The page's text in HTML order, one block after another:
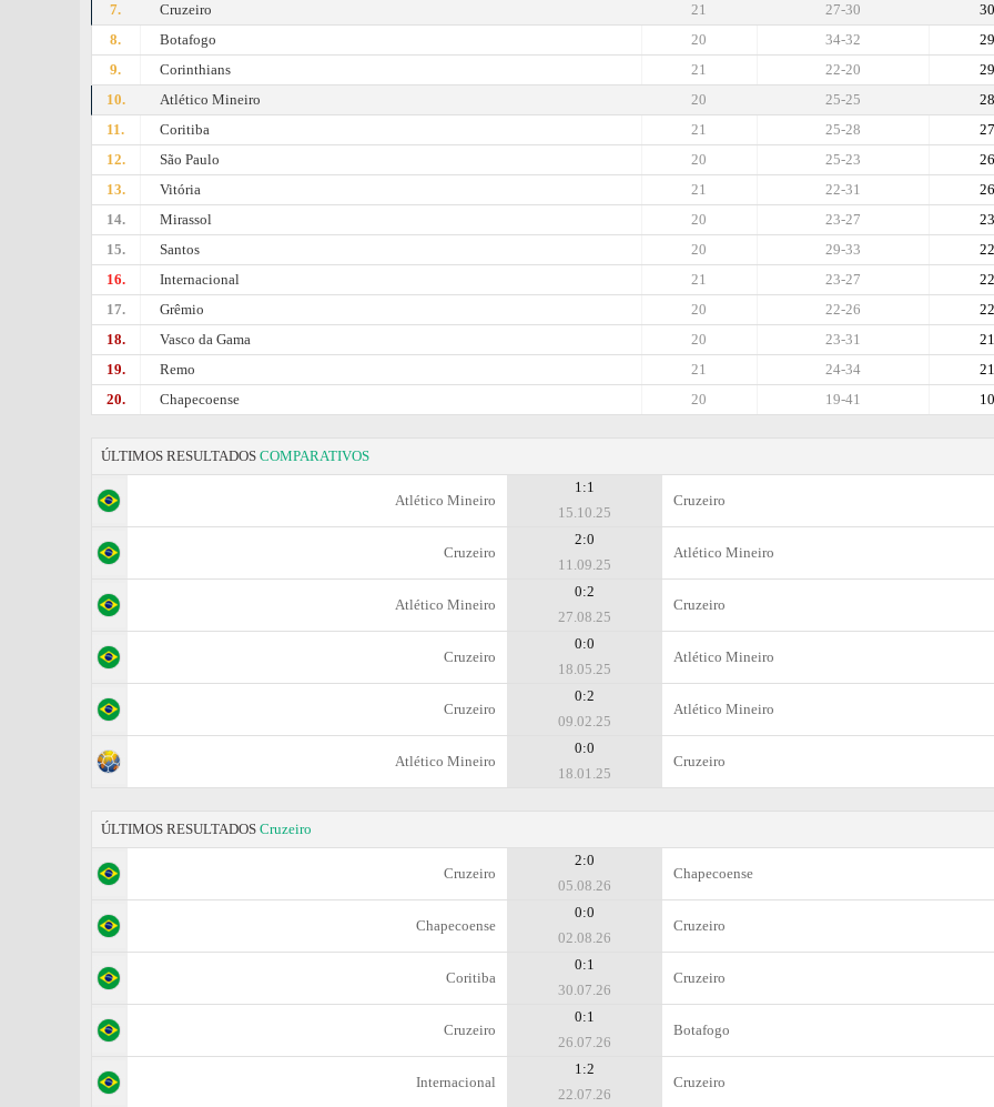
7.
Cruzeiro 30
27-30
21
8.
Botafogo 29
34-32
20
9.
Corinthians 29
22-20
21
10.
Atlético Mineiro 28
25-25
20
11.
Coritiba 27
25-28
21
12.
São Paulo 26
25-23
20
13.
Vitória 26
22-31
21
14.
Mirassol 23
23-27
20
15.
Santos 22
29-33
20
16.
Internacional 22
23-27
21
17.
Grêmio 22
22-26
20
18.
Vasco da Gama 21
23-31
20
19.
Remo 21
24-34
21
20.
Chapecoense 10
19-41
20
ÚLTIMOS RESULTADOS COMPARATIVOS
Atlético Mineiro
1:1
15.10.25
Cruzeiro
Cruzeiro
2:0
11.09.25
Atlético Mineiro
Atlético Mineiro
0:2
27.08.25
Cruzeiro
Cruzeiro
0:0
18.05.25
Atlético Mineiro
Cruzeiro
0:2
09.02.25
Atlético Mineiro
Atlético Mineiro
0:0
18.01.25
Cruzeiro
ÚLTIMOS RESULTADOS Cruzeiro
Cruzeiro
2:0
05.08.26
Chapecoense
Chapecoense
0:0
02.08.26
Cruzeiro
Coritiba
0:1
30.07.26
Cruzeiro
Cruzeiro
0:1
26.07.26
Botafogo
Internacional
1:2
22.07.26
Cruzeiro